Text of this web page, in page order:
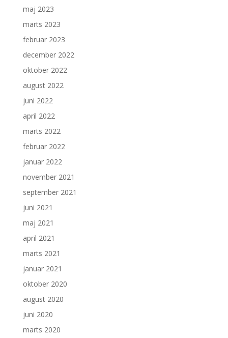
maj 2023
marts 2023
februar 2023
december 2022
oktober 2022
august 2022
juni 2022
april 2022
marts 2022
februar 2022
januar 2022
november 2021
september 2021
juni 2021
maj 2021
april 2021
marts 2021
januar 2021
oktober 2020
august 2020
juni 2020
marts 2020